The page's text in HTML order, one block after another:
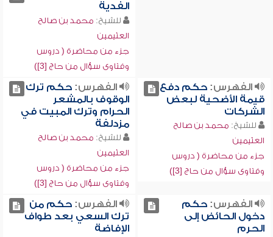
الفدية
للشيخ: محمد بن صالح
العثيمين
جزء من محاضرة ( دروس
وفتاوى سؤال من حاج [3])
الفهرس:حكم دفع
قيمة الأضحية لبعض
الشركات
للشيخ: محمد بن صالح
العثيمين
جزء من محاضرة ( دروس
وفتاوى سؤال من حاج [3])
الفهرس:حكم ترك
الوقوف بالمشعر
الحرام وترك المبيت في
مزدلفة
للشيخ: محمد بن صالح
العثيمين
جزء من محاضرة ( دروس
وفتاوى سؤال من حاج [3])
الفهرس:حكم
دخول الحائض إلى
الحرم
الفهرس:حكم من
ترك السعي بعد طواف
الإفاضة